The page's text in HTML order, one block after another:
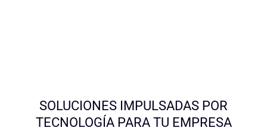
SOLUCIONES IMPULSADAS POR
TECNOLOGÍA PARA TU EMPRESA